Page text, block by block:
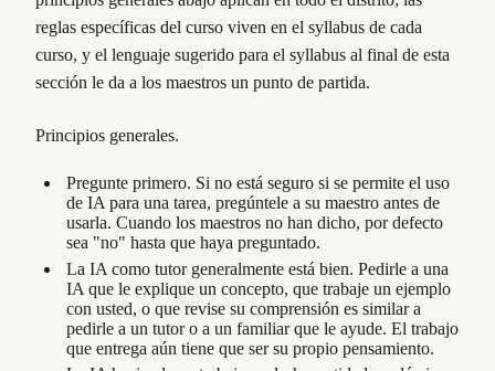
reglas específicas del curso viven en el syllabus de cada
curso, y el lenguaje sugerido para el syllabus al final de esta
sección le da a los maestros un punto de partida.
Principios generales.
Pregunte primero. Si no está seguro si se permite el uso
de IA para una tarea, pregúntele a su maestro antes de
usarla. Cuando los maestros no han dicho, por defecto
sea "no" hasta que haya preguntado.
La IA como tutor generalmente está bien. Pedirle a una
IA que le explique un concepto, que trabaje un ejemplo
con usted, o que revise su comprensión es similar a
pedirle a un tutor o a un familiar que le ayude. El trabajo
que entrega aún tiene que ser su propio pensamiento.